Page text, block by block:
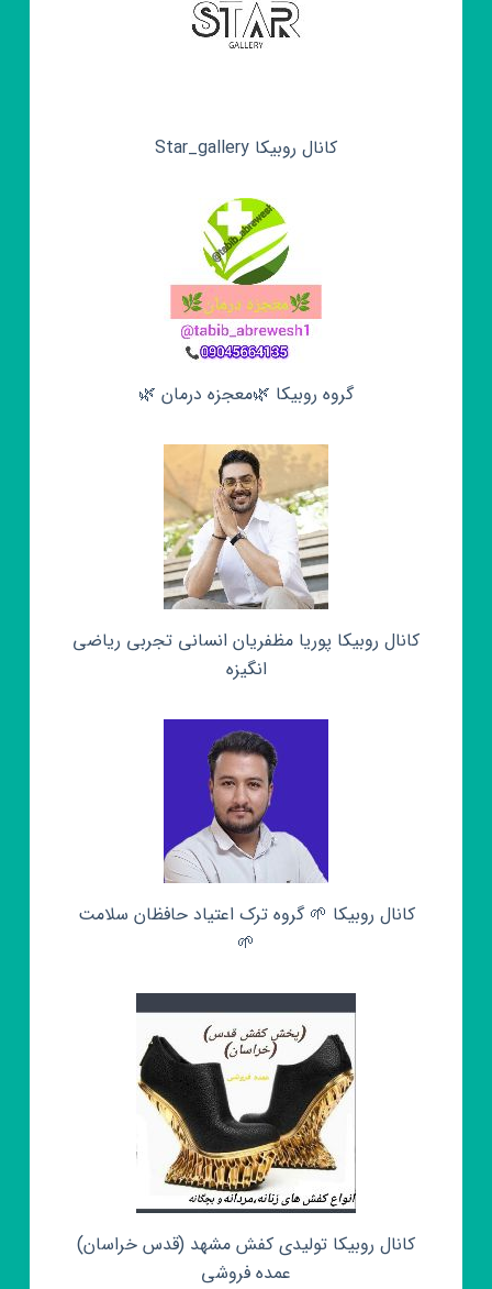
کانال روبیکا Star_gallery
گروه روبیکا 🌿معجزه درمان 🌿
کانال روبیکا پوریا مظفریان انسانی تجربی ریاضی
انگیزه
کانال روبیکا 🌱 گروه ترک اعتیاد حافظان سلامت
🌱
کانال روبیکا تولیدی کفش مشهد (قدس خراسان)
عمده فروشی